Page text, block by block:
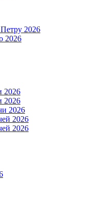
2026
2026
2026
2026
2026
2026
2026